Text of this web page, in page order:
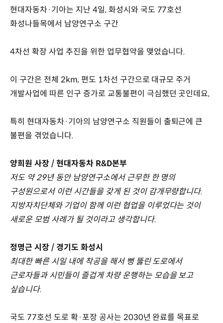
현대자동차·기아는 지난 4일, 화성시와 국도 77호선
화성나들목에서 남양연구소 구간
4차선 확장 사업 추진을 위한 업무협약을 맺었습니다.
이 구간은 전체 2km, 편도 1차선 구간으로 대규모 주거
개발사업에 따른 인구 증가로 교통불편이 극심했던 곳인데요,
특히 현대자동차·기아의 남양연구소 직원들이 출퇴근에 큰
불편을 겪었습니다.
양희원 사장 / 현대자동차 R&D본부
저도 약 29년 동안 남양연구소에서 근무한 한 명의
구성원으로서 이런 시간들을 갖게 된 것이 감개무량합니다.
지방자치단체와 기업이 함께 이런 협업을 이루었다는 것이
새로운 모범 사례가 될 것이라고 생각합니다.
정명근 시장 / 경기도 화성시
최대한 빠른 시일 내에 착공을 해서 뻥 뚫린 도로에서
근로자들과 시민들이 즐겁게 차량 운행하는 모습을 보고
싶습니다.
국도 77호선 도로 확·포장 공사는 2030년 완료를 목표로